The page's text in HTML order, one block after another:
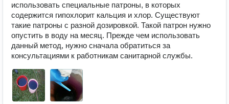
использовать специальные патроны, в которых
содержится гипохлорит кальция и хлор. Существуют
такие патроны с разной дозировкой. Такой патрон нужно
опустить в воду на месяц. Прежде чем использовать
данный метод, нужно сначала обратиться за
консультациями к работникам санитарной службы.